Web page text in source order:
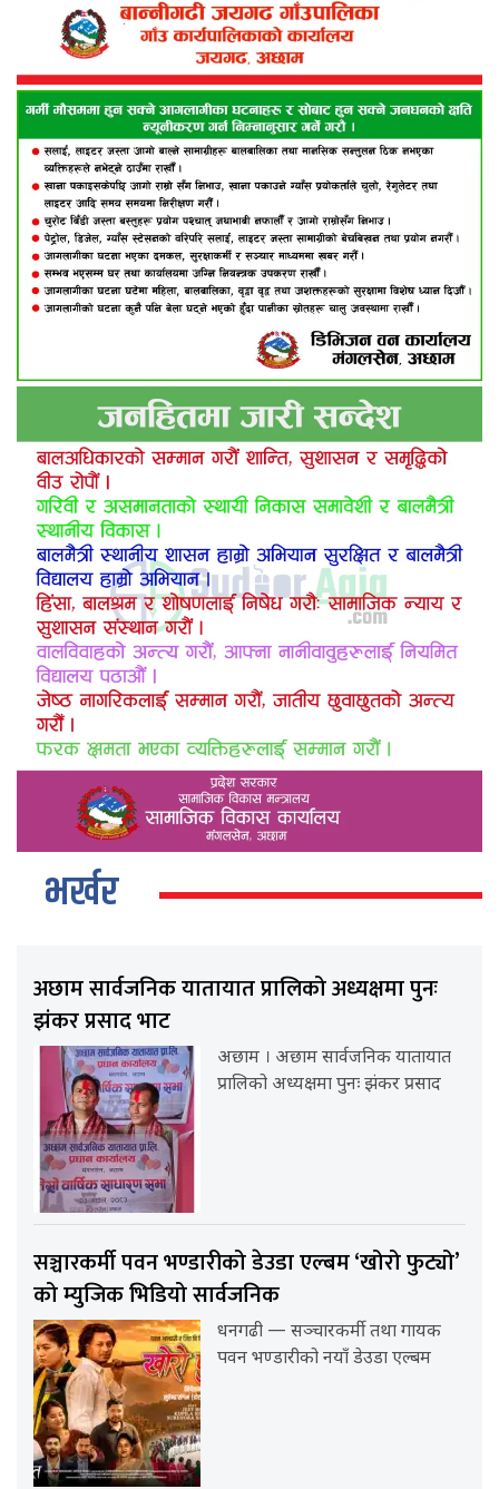
भर्खर
अछाम सार्वजनिक यातायात प्रालिको अध्यक्षमा पुनः
झंकर प्रसाद भाट
अछाम । अछाम सार्वजनिक यातायात
प्रालिको अध्यक्षमा पुनः झंकर प्रसाद
सञ्चारकर्मी पवन भण्डारीको डेउडा एल्बम ‘खोरो फुट्यो’
को म्युजिक भिडियो सार्वजनिक
धनगढी — सञ्चारकर्मी तथा गायक
पवन भण्डारीको नयाँ डेउडा एल्बम